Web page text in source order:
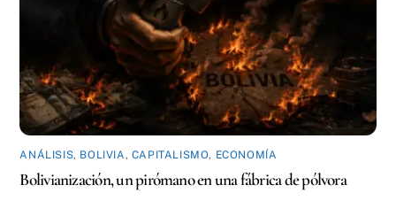
ANÁLISIS, BOLIVIA, CAPITALISMO, ECONOMÍA
Bolivianización, un pirómano en una fábrica de pólvora